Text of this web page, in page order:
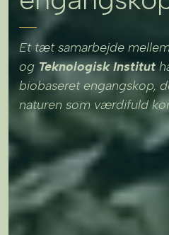
Et tæt samarbejde
og Teknologisk Institut
biobaseret engangskop,
naturen som værdifuld